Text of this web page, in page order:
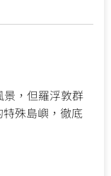
，但羅浮敦群
殊島嶼，徹底